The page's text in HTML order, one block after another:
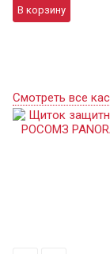
В корзину
Смотреть все